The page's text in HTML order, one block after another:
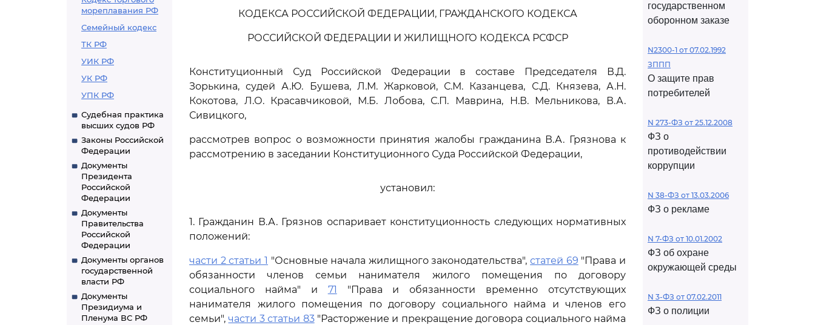
мореплавания РФ
Семейный кодекс
ТК РФ
УИК РФ
УК РФ
УПК РФ
Судебная практика
высших судов РФ
Законы Российской
Федерации
Документы
Президента
Российской
Федерации
Документы
Правительства
Российской
Федерации
Документы органов
государственной
власти РФ
Документы
Президиума и
Пленума ВС РФ
КОДЕКСА РОССИЙСКОЙ ФЕДЕРАЦИИ, ГРАЖДАНСКОГО КОДЕКСА
РОССИЙСКОЙ ФЕДЕРАЦИИ И ЖИЛИЩНОГО КОДЕКСА РСФСР
Конституционный Суд Российской Федерации в составе Председателя В.Д.
Зорькина, судей А.Ю. Бушева, Л.М. Жарковой, С.М. Казанцева, С.Д. Князева, А.Н.
Кокотова, Л.О. Красавчиковой, М.Б. Лобова, С.П. Маврина, Н.В. Мельникова, В.А.
Сивицкого,
рассмотрев вопрос о возможности принятия жалобы гражданина В.А. Грязнова к
рассмотрению в заседании Конституционного Суда Российской Федерации,
установил:
1. Гражданин В.А. Грязнов оспаривает конституционность следующих нормативных
положений:
части 2 статьи 1 "Основные начала жилищного законодательства",статей 69 "Права и
обязанности членов семьи нанимателя жилого помещения по договору
социального найма" и 71 "Права и обязанности временно отсутствующих
нанимателя жилого помещения по договору социального найма и членов его
семьи",части 3 статьи 83"Расторжение и прекращение договора социального найма
государственном
оборонном заказе
N2300-1 от 07.02.1992
ЗППП
О защите прав
потребителей
N 273-ФЗ от 25.12.2008
ФЗ о
противодействии
коррупции
N 38-ФЗ от 13.03.2006
ФЗ о рекламе
N 7-ФЗ от 10.01.2002
ФЗ об охране
окружающей среды
N 3-ФЗ от 07.02.2011
ФЗ о полиции